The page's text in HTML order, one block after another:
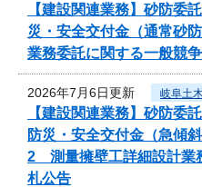
【建設関連業務】砂防
災・安全交付金（通常砂
業務委託に関する一般競
2026年7月6日更新 岐阜土
【建設関連業務】砂防
防災・安全交付金（急傾
2 測量擁壁工詳細設計業
札公告